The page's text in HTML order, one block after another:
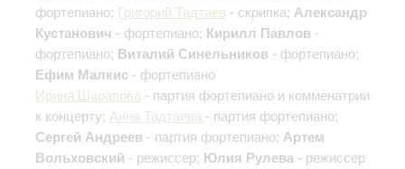
фортепиано; Григорий Тадтаев - скрипка; Александр
Кустанович - фортепиано; Кирилл Павлов -
фортепиано; Виталий Синельников - фортепиано;
Ефим Малкис - фортепиано
Ирина Шарапова - партия фортепиано и комменатрии
к концерту; Анна Тадтаева - партия фортепиано;
Сергей Андреев - партия фортепиано; Артем
Вольховский - режиссер; Юлия Рулева - режиссер